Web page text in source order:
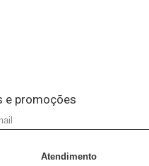
e promoções
Atendimento